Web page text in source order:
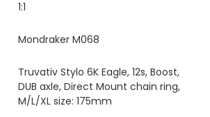
1:1
Mondraker M068
Truvativ Stylo 6K Eagle, 12s, Boost,
DUB axle, Direct Mount chain ring,
M/L/XL size: 175mm